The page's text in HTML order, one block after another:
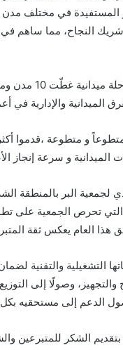
فردًا من الأسر المستفيدة في
شريك النجاح، مما ساهم
والإدارية في
الميدانية و سرعة
لجمعية البر بالمنطقة
التي تحرص الجمعية على
هذا العام يعكس ثقة
التشغيلية والتقنية
والتجهيز، وصولًا إلى
الدعم إلى مستحقيه
الشكر للمتبرعين